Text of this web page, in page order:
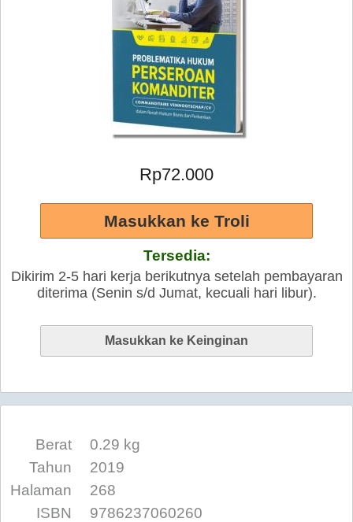
Rp72.000
Tersedia:
Dikirim 2-5 hari kerja berikutnya setelah pembayaran
diterima (Senin s/d Jumat, kecuali hari libur).
Berat
0.29 kg
Tahun
2019
Halaman
268
ISBN
9786237060260